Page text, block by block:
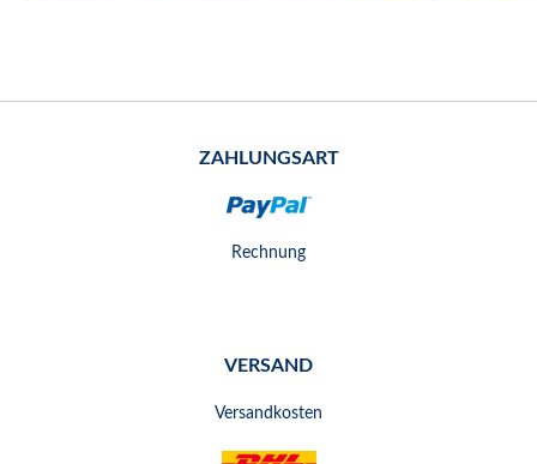
ZAHLUNGSART
Rechnung
VERSAND
Versandkosten